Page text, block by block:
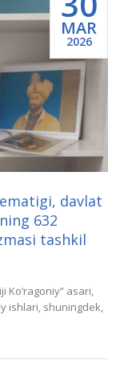
MAR
2026
davlat
632
tashkil
Ko‘ragoniy” asari,
ishlari, shuningdek,